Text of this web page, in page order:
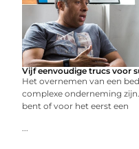
Vijf eenvoudige trucs voor
Het overnemen van een
complexe onderneming
bent of voor het eerst een
...